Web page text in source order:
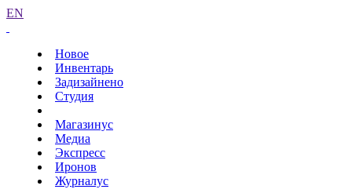
EN
Новое
Инвентарь
Задизайнено
Студия
Магазинус
Медиа
Экспресс
Иронов
Журналус